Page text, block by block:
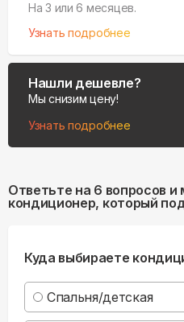
Нашли дешевле?
Мы снизим цену!
Узнать подробнее
Ответьте на 6 вопросов
Куда выбираете
Спальня/детская
Гостиная